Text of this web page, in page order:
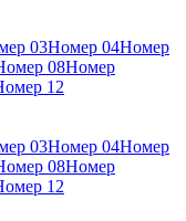
03Номер 04Номер
08Номер
12
03Номер 04Номер
08Номер
12